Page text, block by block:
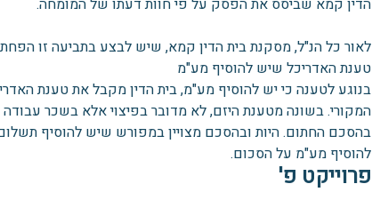
הדין קמא שביסס את הפסק על פי חוות דעתו של המומחה.
לאור כל הנ"ל, מסקנת בית הדין קמא, שיש לבצע בתביעה זו
טענת האדריכל שיש להוסיף מע"מ
בנוגע לטענה כי יש להוסיף מע"מ, בית הדין מקבל את טענת
המקורי. בשונה מטענת היזם, לא מדובר בפיצוי אלא בשכר
בהסכם החתום. היות ובהסכם מצויין במפורש שיש להוסיף
להוסיף מע"מ על הסכום.
פרוייקט פ'